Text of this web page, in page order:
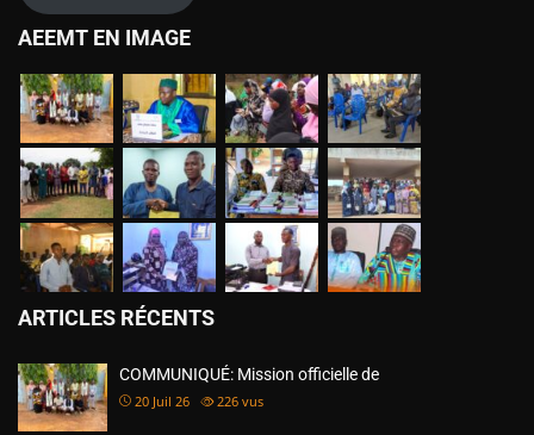
AEEMT EN IMAGE
ARTICLES RÉCENTS
COMMUNIQUÉ: Mission officielle de
20 Juil 26 226 vus